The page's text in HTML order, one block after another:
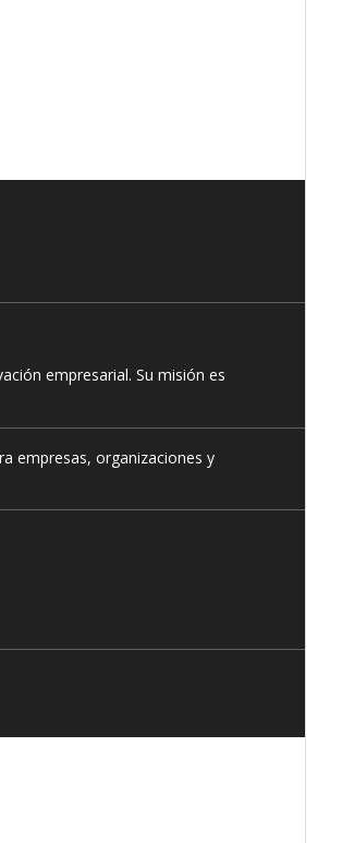
empresarial. Su misión es
empresas, organizaciones y